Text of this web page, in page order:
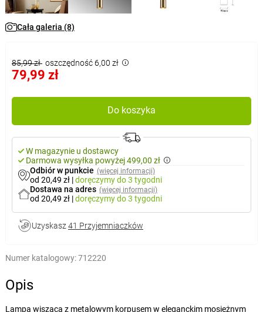
Cała galeria (8)
85,99 zł oszczędność 6,00 zł
79,99 zł
Do koszyka
W magazynie u dostawcy
Darmowa wysyłka powyżej 499,00 zł
Odbiór w punkcie (więcej informacji)
od 20,49 zł |doręczymydo 3 tygodni
Dostawa na adres (więcej informacji)
od 20,49 zł |doręczymydo 3 tygodni
Uzyskasz 41 Przyjemniaczków
Numer katalogowy:712220
Opis
Lampa wisząca z metalowym korpusem w eleganckim mosiężnym